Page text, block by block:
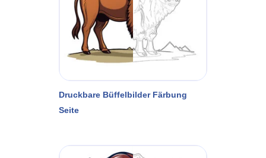
Druckbare Büffelbilder Färbung
Seite